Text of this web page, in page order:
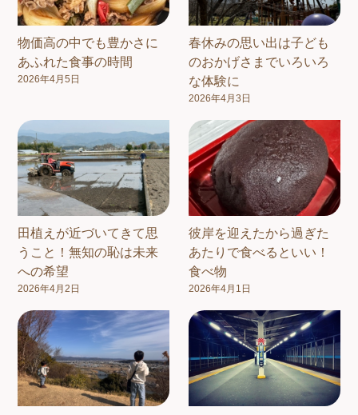
物価高の中でも豊かさに
あふれた食事の時間
2026年4月5日
春休みの思い出は子ども
のおかげさまでいろいろ
な体験に
2026年4月3日
田植えが近づいてきて思
うこと！無知の恥は未来
への希望
2026年4月2日
彼岸を迎えたから過ぎた
あたりで食べるといい！
食べ物
2026年4月1日